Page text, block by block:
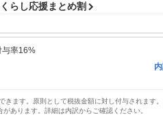
らし応援まとめ割
与率16%
きます。原則として税抜金額に対し付与されます
あります。詳細は内訳からご確認ください。